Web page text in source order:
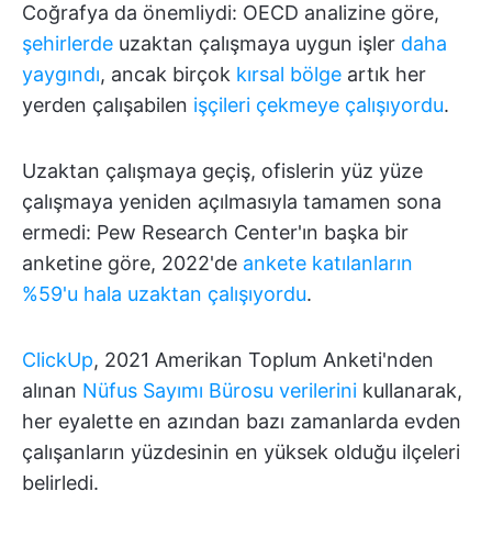
Coğrafya da önemliydi: OECD analizine göre,
şehirlerde uzaktan çalışmaya uygun işler daha
yaygındı, ancak birçok kırsal bölge artık her
yerden çalışabilen işçileri çekmeye çalışıyordu.
Uzaktan çalışmaya geçiş, ofislerin yüz yüze
çalışmaya yeniden açılmasıyla tamamen sona
ermedi: Pew Research Center'ın başka bir
anketine göre, 2022'de ankete katılanların
%59'u hala uzaktan çalışıyordu.
ClickUp, 2021 Amerikan Toplum Anketi'nden
alınan Nüfus Sayımı Bürosu verilerini kullanarak,
her eyalette en azından bazı zamanlarda evden
çalışanların yüzdesinin en yüksek olduğu ilçeleri
belirledi.